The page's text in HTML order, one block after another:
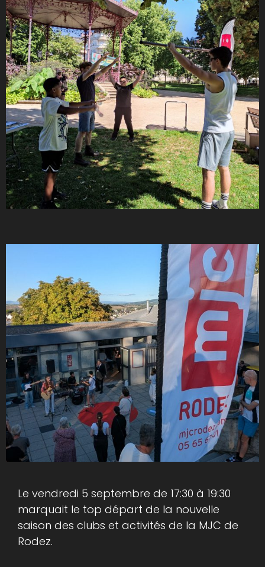
Le vendredi 5 septembre de 17:30 à 19:30
marquait le top départ de la nouvelle
saison des clubs et activités de la MJC de
Rodez.